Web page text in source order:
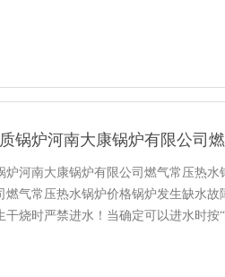
锅炉河南大康锅炉有限公司
炉河南大康锅炉有限公司燃气常压热
燃气常压热水锅炉价格锅炉发生缺水
干烧时严禁进水！当确定可以进水时按